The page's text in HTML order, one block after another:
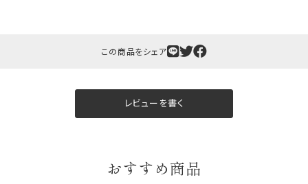
包装紙について
包装紙は2種類あります。
A.一般的なギフトに使用する包装紙です。
この商品をシェア
レビューを書く
おすすめ商品